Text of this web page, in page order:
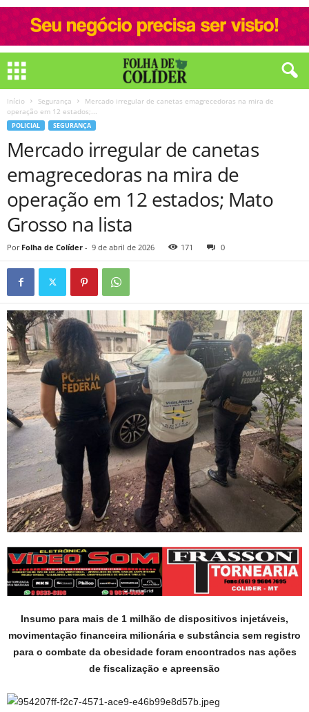
Início Segurança
Mercado irregular de canetas emagrecedoras na mira de
operação em 12 estados;...
POLICIAL SEGURANÇA
Mercado irregular de canetas
emagrecedoras na mira de
operação em 12 estados; Mato
Grosso na lista
Por Folha de Colíder - 9 de abril de 2026 171 0
Insumo para mais de 1 milhão de dispositivos injetáveis,
movimentação financeira milionária e substância sem registro
para o combate da obesidade foram encontrados nas ações
de fiscalização e apreensão